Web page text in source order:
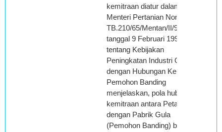
kemitraan diatur dalam surat
Menteri Pertanian Nomor:
TB.210/65/Mentan/II/98
tanggal 9 Februari 1998
tentang Kebijakan
Peningkatan Industri Gula
dengan Hubungan Kemitraan.
Pemohon Banding
menjelaskan, pola hubungan
kemitraan antara Petani Tebu
dengan Pabrik Gula
(Pemohon Banding) berbeda